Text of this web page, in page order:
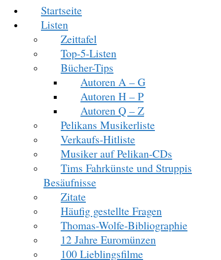
Startseite
Listen
Zeittafel
Top-5-Listen
Bücher-Tips
Autoren A – G
Autoren H – P
Autoren Q – Z
Pelikans Musikerliste
Verkaufs-Hitliste
Musiker auf Pelikan-CDs
Tims Fahrkünste und Struppis
Besäufnisse
Zitate
Häufig gestellte Fragen
Thomas-Wolfe-Bibliographie
12 Jahre Euromünzen
100 Lieblingsfilme